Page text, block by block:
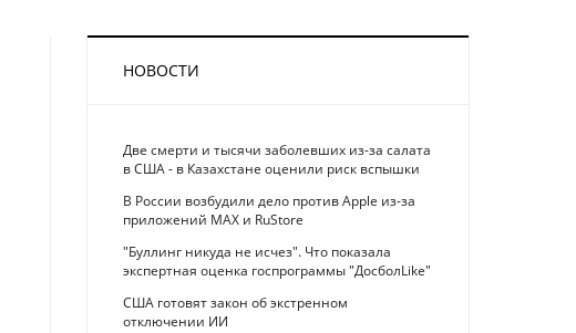
НОВОСТИ
Две смерти и тысячи заболевших из-за салата
в США - в Казахстане оценили риск вспышки
В России возбудили дело против Apple из-за
приложений MAX и RuStore
"Буллинг никуда не исчез". Что показала
экспертная оценка госпрограммы "ДосболLike"
США готовят закон об экстренном
отключении ИИ